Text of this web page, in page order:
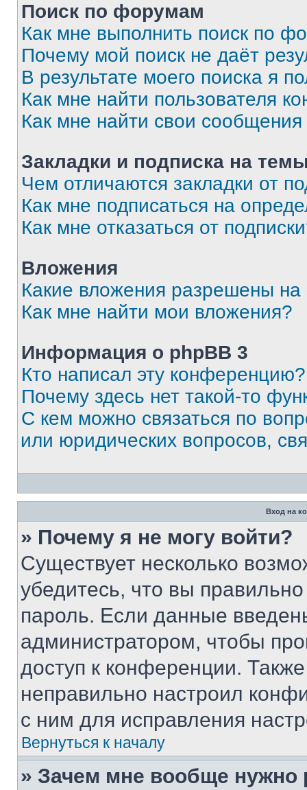
Поиск по форумам
Как мне выполнить поиск по
Почему мой поиск не даёт
В результате моего поиска я
Как мне найти пользователя
Как мне найти свои
Закладки и подписка на
Чем отличаются закладки от
Как мне подписаться на
Как мне отказаться от
Вложения
Какие вложения разрешены
Как мне найти мои вложения?
Информация о phpBB 3
Кто написал эту конференцию?
Почему здесь нет такой-то
С кем можно связаться по
или юридических вопросов,
Вход на
» Почему я не могу войти?
Существует несколько
убедитесь, что вы
пароль. Если данные
администратором, чтобы
доступ к конференции.
неправильно настроил
с ним для исправления
Вернуться к началу
» Зачем мне вообще нужно